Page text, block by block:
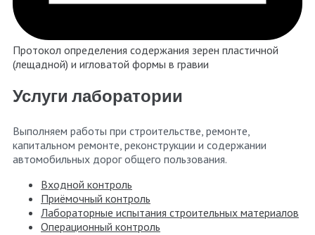
Протокол определения содержания зерен пластичной
(лещадной) и игловатой формы в гравии
Услуги лаборатории
Выполняем работы при строительстве, ремонте,
капитальном ремонте, реконструкции и содержании
автомобильных дорог общего пользования.
Входной контроль
Приёмочный контроль
Лабораторные испытания строительных материалов
Операционный контроль